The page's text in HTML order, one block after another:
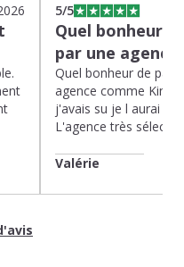
5/5
Quel bonheur
par une
Quel bonheur de
agence comme
j'avais su je l aurai
L'agence très
Valérie